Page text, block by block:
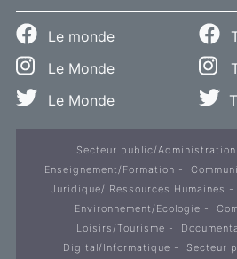
Le monde
Le Monde
Le Monde
Secteur public/Administration
Enseignement/Formation
Juridique/ Ressources Humaines
Environnement/Ecologie
Loisirs/Tourisme
Digital/Informatique
Secteur